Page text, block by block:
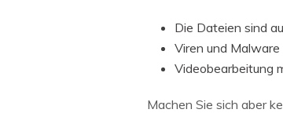
Die Dateien sind
Viren und
Videobearbeitung
Machen Sie sich aber